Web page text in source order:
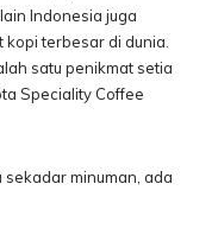
Indonesia juga
terbesar di dunia.
satu penikmat setia
Speciality Coffee
minuman, ada